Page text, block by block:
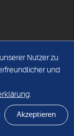
Nutzer zu
und
.
Akzeptieren